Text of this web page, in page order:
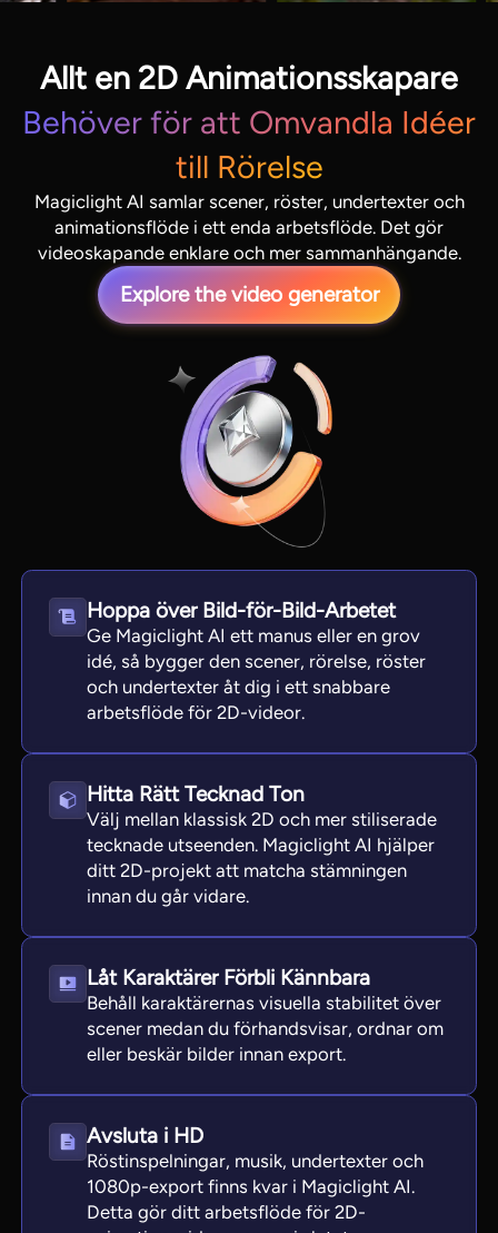
View all tools
Allt en 2D Animationsskapare
Behöver för att Omvandla Idéer
till Rörelse
Magiclight AI samlar scener, röster, undertexter och
animationsflöde i ett enda arbetsflöde. Det gör
videoskapande enklare och mer sammanhängande.
Explore the video generator
Hoppa över Bild-för-Bild-Arbetet
Ge Magiclight AI ett manus eller en grov
idé, så bygger den scener, rörelse, röster
och undertexter åt dig i ett snabbare
arbetsflöde för 2D-videor.
Hitta Rätt Tecknad Ton
Välj mellan klassisk 2D och mer stiliserade
tecknade utseenden. Magiclight AI hjälper
ditt 2D-projekt att matcha stämningen
innan du går vidare.
Låt Karaktärer Förbli Kännbara
Behåll karaktärernas visuella stabilitet över
scener medan du förhandsvisar, ordnar om
eller beskär bilder innan export.
Avsluta i HD
Röstinspelningar, musik, undertexter och
1080p-export finns kvar i Magiclight AI.
Detta gör ditt arbetsflöde för 2D-